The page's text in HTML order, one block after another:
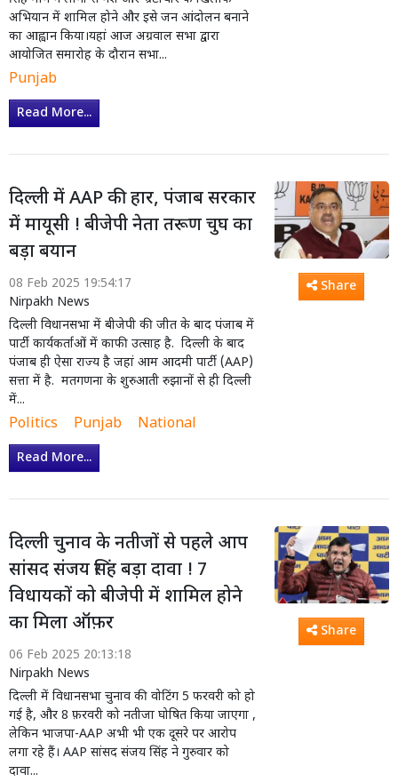
अभियान में शामिल होने और इसे जन आंदोलन बनाने
का आह्वान किया।यहां आज अग्रवाल सभा द्वारा
आयोजित समारोह के दौरान सभा...
Punjab
Read More...
दिल्ली में AAP की हार, पंजाब सरकार
में मायूसी ! बीजेपी नेता तरूण चुघ का
बड़ा बयान
08 Feb 2025 19:54:17
Nirpakh News
दिल्ली विधानसभा में बीजेपी की जीत के बाद पंजाब में
पार्टी कार्यकर्ताओं में काफी उत्साह है. दिल्ली के बाद
पंजाब ही ऐसा राज्य है जहां आम आदमी पार्टी (AAP)
सत्ता में है. मतगणना के शुरुआती रुझानों से ही दिल्ली
में...
Politics Punjab National
Read More...
Share
दिल्ली चुनाव के नतीजों से पहले आप
सांसद संजय सिंह बड़ा दावा ! 7
विधायकों को बीजेपी में शामिल होने
का मिला ऑफ़र
06 Feb 2025 20:13:18
Nirpakh News
दिल्ली में विधानसभा चुनाव की वोटिंग 5 फरवरी को हो
गई है, और 8 फ़रवरी को नतीजा घोषित किया जाएगा ,
लेकिन भाजपा-AAP अभी भी एक दूसरे पर आरोप
लगा रहे हैं। AAP सांसद संजय सिंह ने गुरुवार को
दावा...
Share